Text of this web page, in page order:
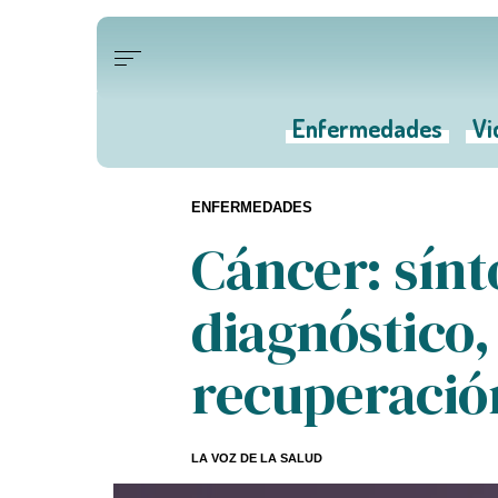
Enfermedades
Cáncer:
LA VOZ DE LA SALUD
ENFERMEDADES